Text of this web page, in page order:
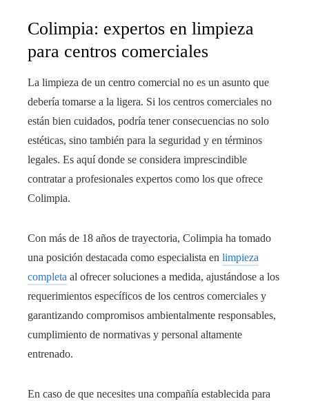
Colimpia: expertos en limpieza
para centros comerciales
La limpieza de un centro comercial no es un asunto que
debería tomarse a la ligera. Si los centros comerciales no
están bien cuidados, podría tener consecuencias no solo
estéticas, sino también para la seguridad y en términos
legales. Es aquí donde se considera imprescindible
contratar a profesionales expertos como los que ofrece
Colimpia.
Con más de 18 años de trayectoria, Colimpia ha tomado
una posición destacada como especialista en limpieza
completa al ofrecer soluciones a medida, ajustándose a los
requerimientos específicos de los centros comerciales y
garantizando compromisos ambientalmente responsables,
cumplimiento de normativas y personal altamente
entrenado.
En caso de que necesites una compañía establecida para